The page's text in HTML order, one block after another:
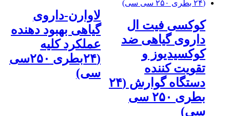
کوکسی فیت ال
داروی گیاهی ضد
کوکسیدیوز و
تقویت کننده
دستگاه گوارش (۲۴
بطری ۲۵۰ سی
سی)
لاوارن-داروی
گیاهی بهبود دهنده
عملکرد کلیه
(۲۴بطری ۲۵۰سی
سی)